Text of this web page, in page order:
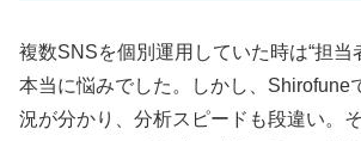
複数SNSを個別運用していた時は“担当
本当に悩みでした。しかし、Shirofune
況が分かり、分析スピードも段違い。